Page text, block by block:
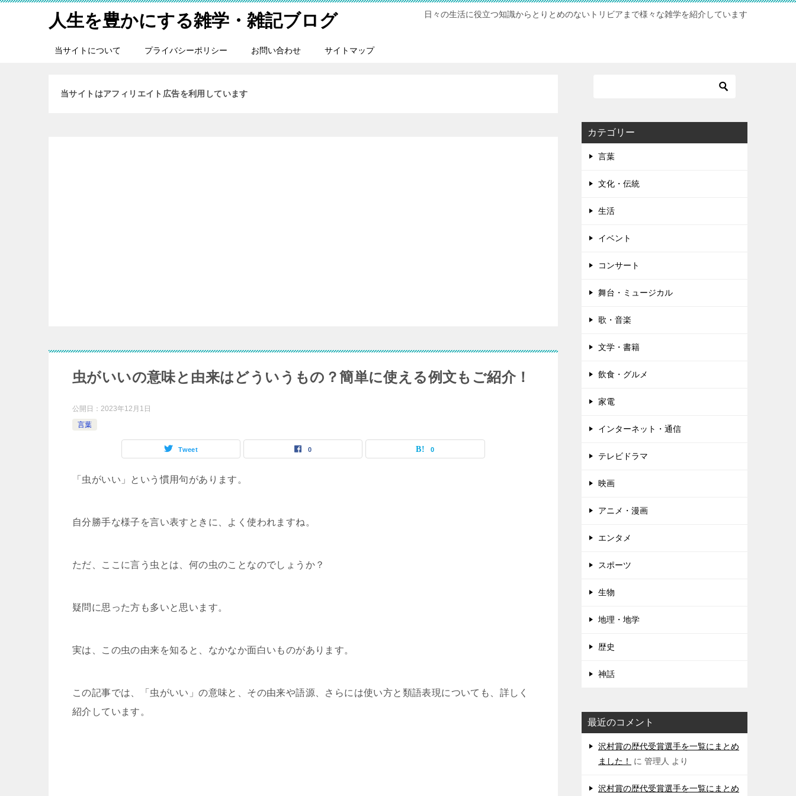
人生を豊かにする雑学・雑記ブログ 日々の生活に役立つ知識からとりとめのないトリビアまで様々な雑学を紹介しています
当サイトについて プライバシーポリシー お問い合わせ サイトマップ
当サイトはアフィリエイト広告を利用しています
虫がいいの意味と由来はどういうもの？簡単に使える例文もご紹介！
公開日： 2023年12月1日
言葉
Tweet 0 0
「虫がいい」という慣用句があります。
自分勝手な様子を言い表すときに、よく使われますね。
ただ、ここに言う虫とは、何の虫のことなのでしょうか？
疑問に思った方も多いと思います。
実は、この虫の由来を知ると、なかなか面白いものがあります。
この記事では、「虫がいい」の意味と、その由来や語源、さらには使い方と類語表現についても、詳しく
紹介しています。
カテゴリー
言葉
文化・伝統
生活
イベント
コンサート
舞台・ミュージカル
歌・音楽
文学・書籍
飲食・グルメ
家電
インターネット・通信
テレビドラマ
映画
アニメ・漫画
エンタメ
スポーツ
生物
地理・地学
歴史
神話
最近のコメント
沢村賞の歴代受賞選手を一覧にまとめ
ました！
に 管理人 より
沢村賞の歴代受賞選手を一覧にまとめ